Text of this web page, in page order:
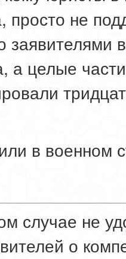
просто не
заявителями
а целые
в военном
случае не
о